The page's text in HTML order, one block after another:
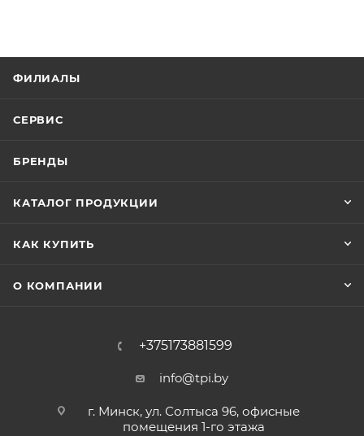
ФИЛИАЛЫ
СЕРВИС
БРЕНДЫ
КАТАЛОГ ПРОДУКЦИИ
КАК КУПИТЬ
О КОМПАНИИ
+375173881599
info@tpi.by
г. Минск, ул. Солтыса 96, офисные
помещения 1-го этажа